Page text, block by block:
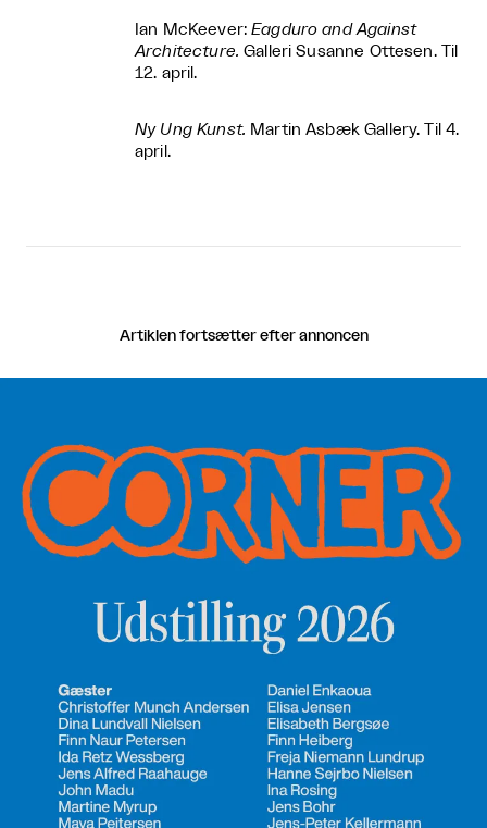
Ian McKeever:Eagduro and Against
Architecture.Galleri Susanne Ottesen. Til
12. april.
Ny Ung Kunst. Martin Asbæk Gallery. Til 4.
april.
Artiklen fortsætter efter annoncen